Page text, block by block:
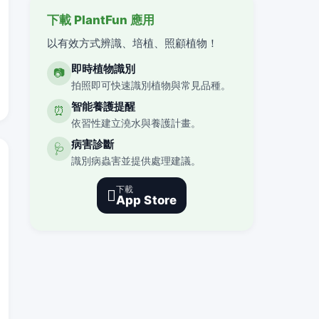
下載 PlantFun 應用
以有效方式辨識、培植、照顧植物！
📷 即時植物識別
拍照即可快速識別植物與常見品種。
⏰ 智能養護提醒
依習性建立澆水與養護計畫。
🩺 病害診斷
識別病蟲害並提供處理建議。
下載
App Store